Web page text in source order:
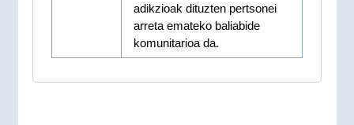
adikzioak dituzten pertsonei
arreta emateko baliabide
komunitarioa da.